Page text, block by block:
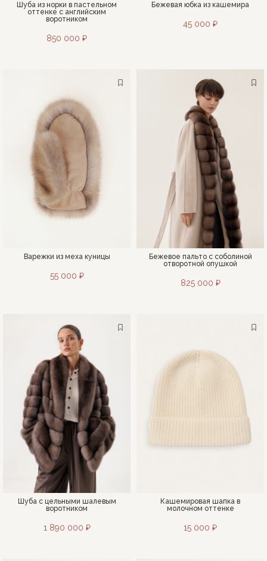
Шуба из норки в пастельном
оттенке с английским
воротником
850 000 ₽
Бежевая юбка из кашемира
45 000 ₽
Варежки из меха куницы
55 000 ₽
Бежевое пальто с соболиной
отворотной опушкой
825 000 ₽
Шуба с цельными шалевым
воротником
1 890 000 ₽
Кашемировая шапка в
молочном оттенке
15 000 ₽